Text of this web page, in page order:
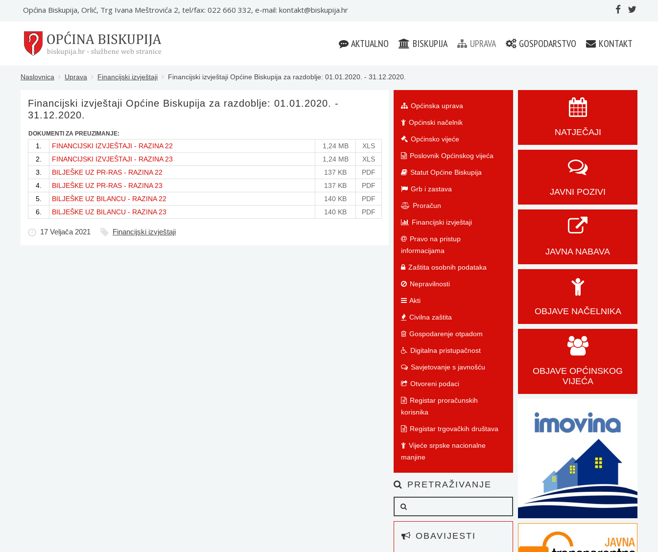
Općina Biskupija, Orlić, Trg Ivana Meštrovića 2, tel/fax: 022 660 332, e-mail: kontakt@biskupija.hr
AKTUALNO BISKUPIJA UPRAVA GOSPODARSTVO KONTAKT
Naslovnica Uprava Financijski izvještaji Financijski izvještaji Općine Biskupija za razdoblje: 01.01.2020. - 31.12.2020.
Financijski izvještaji Općine Biskupija za razdoblje: 01.01.2020. -
31.12.2020.
DOKUMENTI ZA PREUZIMANJE:
1. FINANCIJSKI IZVJEŠTAJI - RAZINA 22 1,24 MB
XLS
2.
FINANCIJSKI IZVJEŠTAJI - RAZINA 23 1,24 MB
XLS
3.
BILJEŠKE UZ PR-RAS - RAZINA 22 137 KB
PDF
4.
BILJEŠKE UZ PR-RAS - RAZINA 23 137 KB
PDF
5.
BILJEŠKE UZ BILANCU - RAZINA 22 140 KB
PDF
6.
BILJEŠKE UZ BILANCU - RAZINA 23 140 KB PDF
17 Veljača 2021 Financijski izvještaji
Općinska uprava
Općinski načelnik
Općinsko vijeće
Poslovnik Općinskog vijeća
Statut Općine Biskupija
Grb i zastava
Proračun
Financijski izvještaji
Pravo na pristup
informacijama
Zaštita osobnih podataka
Nepravilnosti
Akti
Civilna zaštita
Gospodarenje otpadom
Digitalna pristupačnost
Savjetovanje s javnošću
Otvoreni podaci
Registar proračunskih
korisnika
Registar trgovačkih društava
Vijeće srpske nacionalne
manjine
PRETRAŽIVANJE
OBAVIJESTI
NATJEČAJI
JAVNI POZIVI
JAVNA NABAVA
OBJAVE NAČELNIKA
OBJAVE OPĆINSKOG
VIJEĆA